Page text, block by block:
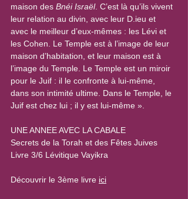
maison des Bnéi Israël. C’est là qu’ils vivent
leur relation au divin, avec leur D.ieu et
avec le meilleur d’eux-mêmes : les Lévi et
les Cohen. Le Temple est à l’image de leur
maison d’habitation, et leur maison est à
l’image du Temple. Le Temple est un miroir
pour le Juif : il le confronte à lui-même,
dans son intimité ultime. Dans le Temple, le
Juif est chez lui ; il y est lui-même ».
UNE ANNEE AVEC LA CABALE
Secrets de la Torah et des Fêtes Juives
Livre 3/6 Lévitique Vayikra
Découvrir le 3ème livre ici